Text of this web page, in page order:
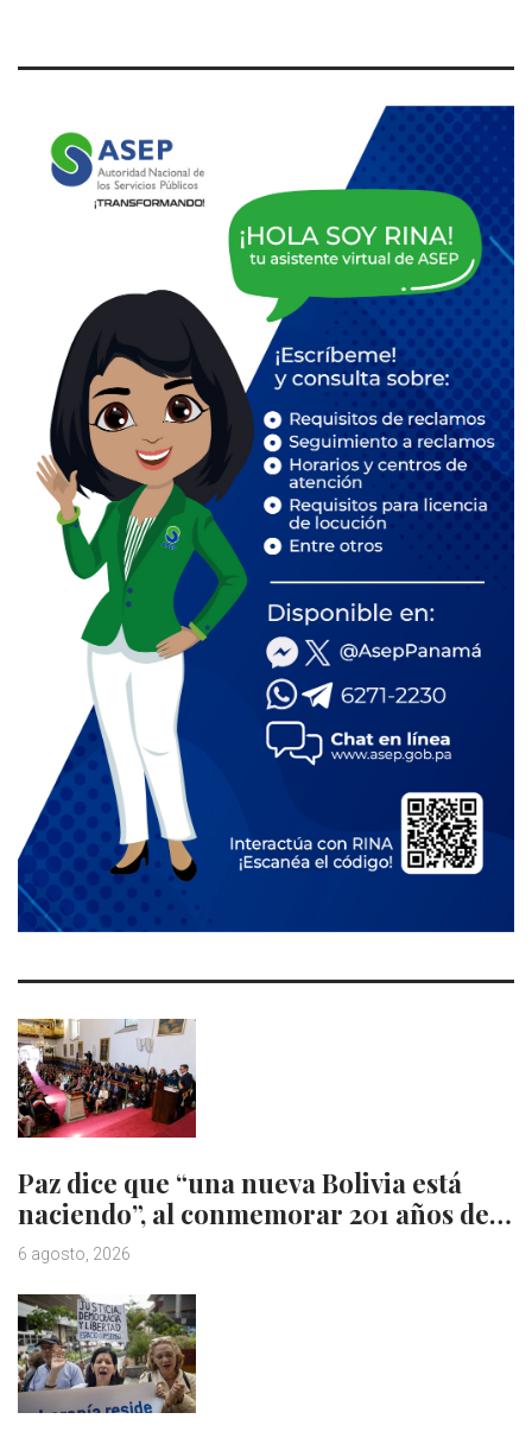
Paz dice que “una nueva Bolivia está
naciendo”, al conmemorar 201 años de…
6 agosto, 2026